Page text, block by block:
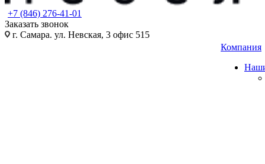
+7 (846) 276-41-01
Заказать звонок
г. Самара. ул. Невская, 3 офис 515
Компания